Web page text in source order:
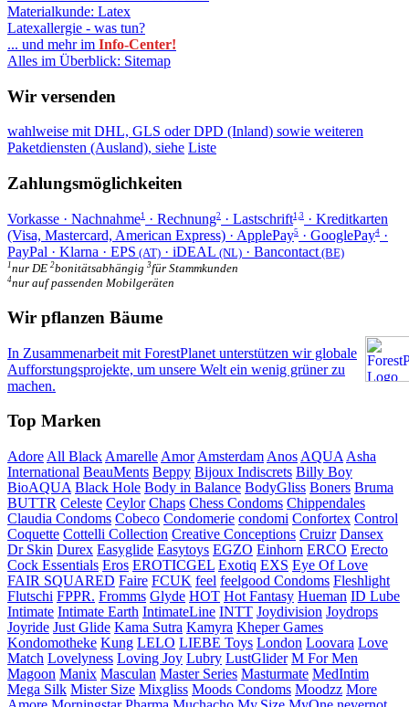
Materialkunde: Latex
Latexallergie - was tun?
... und mehr im Info-Center!
Alles im Überblick: Sitemap
Wir versenden
wahlweise mit DHL, GLS oder DPD (Inland) sowie weiteren
Paketdiensten (Ausland), siehe Liste
Zahlungsmöglichkeiten
Vorkasse · Nachnahme1 · Rechnung2 · Lastschrift1,3 · Kreditkarten
(Visa, Mastercard, American Express) · ApplePay5 · GooglePay4 ·
PayPal · Klarna · EPS (AT) · iDEAL (NL) · Bancontact (BE)
1nur DE 2bonitätsabhängig 3für Stammkunden
4nur auf passenden Mobilgeräten
Wir pflanzen Bäume
In Zusammenarbeit mit ForestPlanet unterstützen wir globale
Aufforstungsprojekte, um unsere Welt ein wenig grüner zu
machen.
Top Marken
Adore All Black Amarelle Amor Amsterdam Anos AQUA Asha
International BeauMents Beppy Bijoux Indiscrets Billy Boy
BioAQUA Black Hole Body in Balance BodyGliss Boners Bruma
BUTTR Celeste Ceylor Chaps Chess Condoms Chippendales
Claudia Condoms Cobeco Condomerie condomi Confortex Control
Coquette Cottelli Collection Creative Conceptions Cruizr Dansex
Dr Skin Durex Easyglide Easytoys EGZO Einhorn ERCO Erecto
Cock Essentials Eros EROTICGEL Exotiq EXS Eye Of Love
FAIR SQUARED Faire FCUK feel feelgood Condoms Fleshlight
Flutschi FPPR. Fromms Glyde HOT Hot Fantasy Hueman ID Lube
Intimate Intimate Earth IntimateLine INTT Joydivision Joydrops
Joyride Just Glide Kama Sutra Kamyra Kheper Games
Kondomotheke Kung LELO LIEBE Toys London Loovara Love
Match Lovelyness Loving Joy Lubry LustGlider M For Men
Magoon Manix Masculan Master Series Masturmate MedIntim
Mega Silk Mister Size Mixgliss Moods Condoms Moodzz More